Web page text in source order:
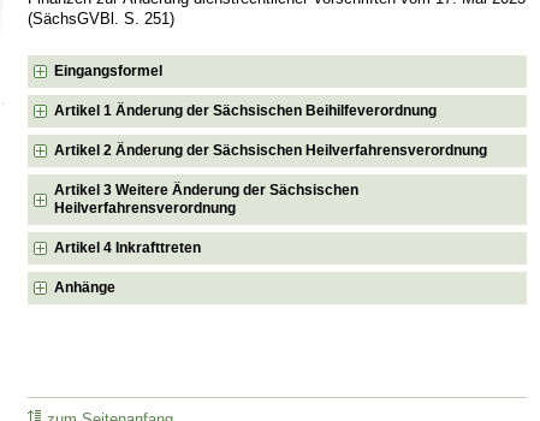
(SächsGVBl. S. 251)
Eingangsformel
Artikel 1 Änderung der Sächsischen Beihilfeverordnung
Artikel 2 Änderung der Sächsischen Heilverfahrensverordnung
Artikel 3 Weitere Änderung der Sächsischen
Heilverfahrensverordnung
Artikel 4 Inkrafttreten
Anhänge